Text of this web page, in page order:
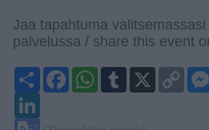
Jaa tapahtuma valitsemassasi
palvelussa / share this event
ShareFacebookWhatsApp
Tumblr
X
Link